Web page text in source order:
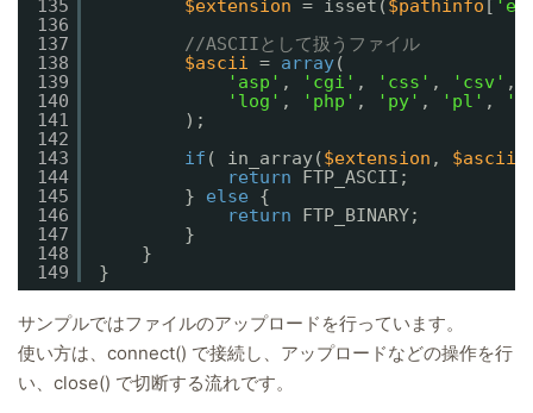
135
136
137
138
139
140
141
142
143
144
145
146
147
148
149
$extension = isset($pathinfo [
//ASCIIとして扱うファイル
$ascii = array(
'asp' , 'cgi' , 'css' , 'csv' ,
'log' , 'php' , 'py' , 'pl' ,
);
if ( in_array($extension , $ascii
return
FTP_ASCII;
} else
{
return
FTP_BINARY;
}
}
}
サンプルではファイルのアップロードを行っています。
使い方は、connect() で接続し、アップロードなどの操作を行
い、close() で切断する流れです。